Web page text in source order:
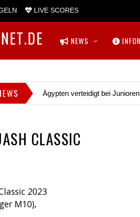
LIVE SCORES
NEWS
Ägypten verteidigt bei
CLASSIC
2023
M10),